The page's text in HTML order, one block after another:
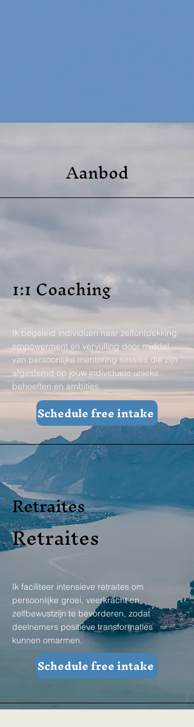
Aanbod
1:1 Coaching
Ik begeleid individuen naar zelfontdekking,
empowerment en vervulling door middel
van persoonlijke mentoring sessies die zijn
afgestemd op jouw individuele unieke
behoeften en ambities.
Schedule free intake
Retraites
Retraites
Ik faciliteer intensieve retraites om
persoonlijke groei, veerkracht en
zelfbewustzijn te bevorderen, zodat
deelnemers positieve transformaties
kunnen omarmen.
Schedule free intake